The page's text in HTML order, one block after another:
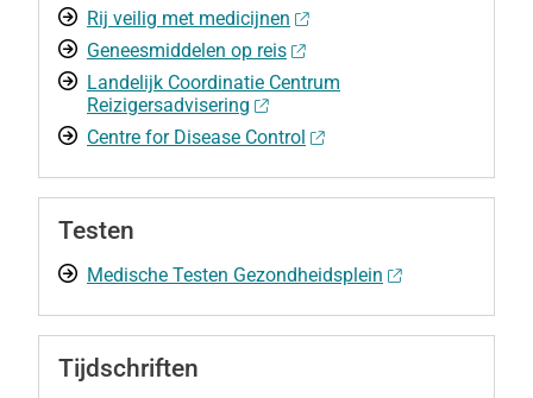
Rij veilig met medicijnen
Geneesmiddelen op reis
Landelijk Coordinatie Centrum
Reizigersadvisering
Centre for Disease Control
Testen
Medische Testen Gezondheidsplein
Tijdschriften